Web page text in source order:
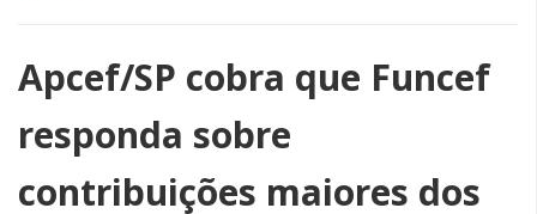
Apcef/SP cobra que Funcef
responda sobre
contribuições maiores dos